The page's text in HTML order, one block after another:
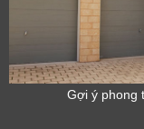
Gợi ý phong